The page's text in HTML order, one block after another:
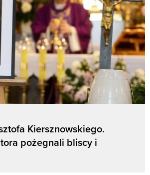
Kiersznowskiego.
pożegnali bliscy i